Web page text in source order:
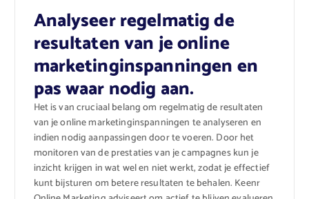
Analyseer regelmatig de
resultaten van je online
marketinginspanningen en
pas waar nodig aan.
Het is van cruciaal belang om regelmatig de resultaten
van je online marketinginspanningen te analyseren en
indien nodig aanpassingen door te voeren. Door het
monitoren van de prestaties van je campagnes kun je
inzicht krijgen in wat wel en niet werkt, zodat je effectief
kunt bijsturen om betere resultaten te behalen. Keenr